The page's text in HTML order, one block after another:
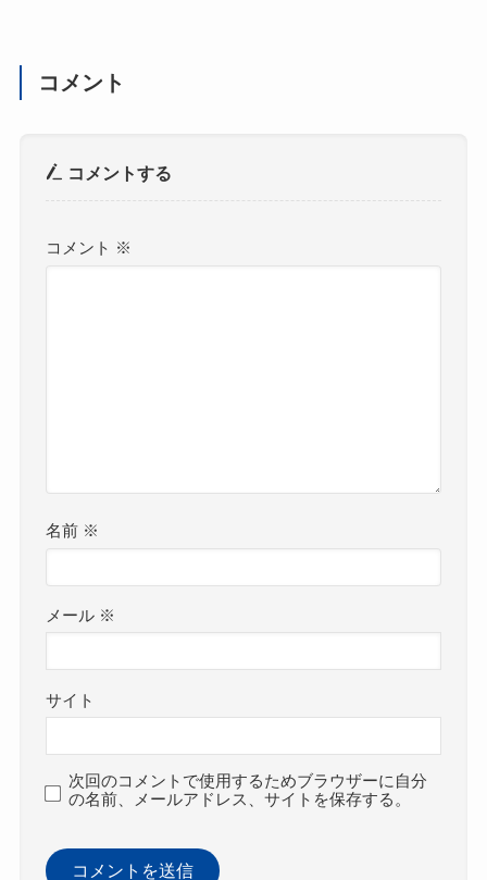
コメント
コメントする
コメント ※
名前 ※
メール ※
サイト
次回のコメントで使用するためブラウザーに自分
の名前、メールアドレス、サイトを保存する。